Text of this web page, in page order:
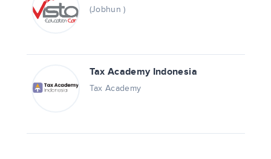
(Jobhun )
Tax Academy Indonesia
Tax Academy